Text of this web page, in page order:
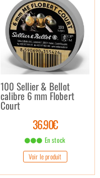
100 Sellier & Bellot
calibre 6 mm Flobert
Court
36.90€
En stock
Voir le produit